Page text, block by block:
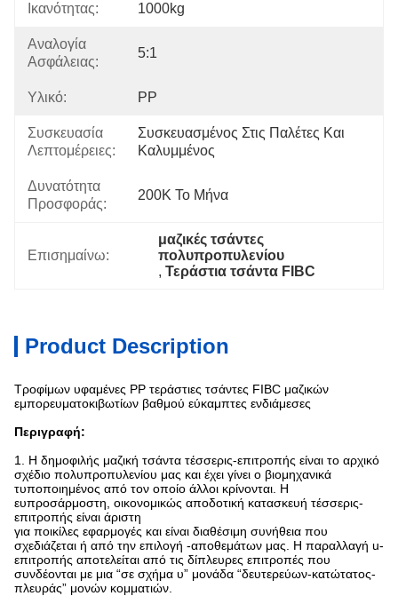
Ικανότητας: 1000kg
Αναλογία
Ασφάλειας:
5:1
Υλικό: PP
Συσκευασία
Λεπτομέρειες:
Συσκευασμένος Στις Παλέτες Και
Καλυμμένος
Δυνατότητα
Προσφοράς:
200K Το Μήνα
Επισημαίνω:
μαζικές τσάντες
πολυπροπυλενίου
, Τεράστια τσάντα FIBC
Product Description
Τροφίμων υφαμένες PP τεράστιες τσάντες FIBC μαζικών
εμπορευματοκιβωτίων βαθμού εύκαμπτες ενδιάμεσες
Περιγραφή:
1. Η δημοφιλής μαζική τσάντα τέσσερις-επιτροπής είναι το αρχικό
σχέδιο πολυπροπυλενίου μας και έχει γίνει ο βιομηχανικά
τυποποιημένος από τον οποίο άλλοι κρίνονται. Η
ευπροσάρμοστη, οικονομικώς αποδοτική κατασκευή τέσσερις-
επιτροπής είναι άριστη
για ποικίλες εφαρμογές και είναι διαθέσιμη συνήθεια που
σχεδιάζεται ή από την επιλογή -αποθεμάτων μας. Η παραλλαγή u-
επιτροπής αποτελείται από τις δίπλευρες επιτροπές που
συνδέονται με μια “σε σχήμα υ” μονάδα “δευτερεύων-κατώτατος-
πλευράς” μονών κομματιών.